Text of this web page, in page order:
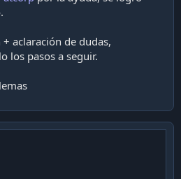
aclaración de dudas,
los pasos a seguir.